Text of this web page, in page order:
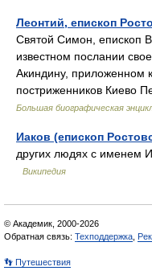
Леонтий, епископ
Святой Симон, епископ
известном послании
Акиндину, приложенном
постриженников Киево
Большая биографическая
Иаков (епископ
других людях с именем
Википедия
© Академик, 2000-2026
Обратная связь: Техподдержка
👣 Путешествия